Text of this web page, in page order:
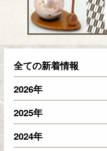
全ての新着情報
2026年
2025年
2024年